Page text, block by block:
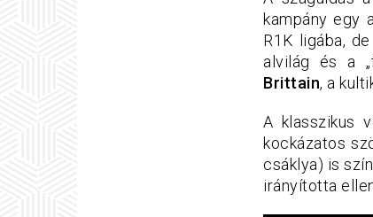
kampány egy
R1K ligába,
alvilág és a
Brittain, a
A klasszikus
kockázatos
csáklya) is
irányította